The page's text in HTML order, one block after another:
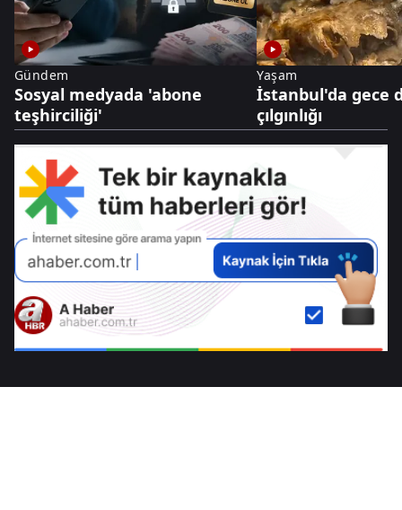
Gündem
Sosyal medyada 'abone
teşhirciliği'
Yaşam
İstanbul'da gece
çılgınlığı